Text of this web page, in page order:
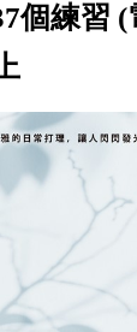
個練習 (